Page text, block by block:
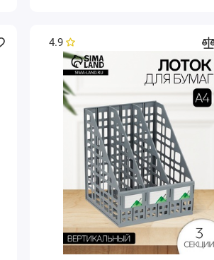
4.9